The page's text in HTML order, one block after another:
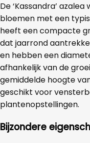
De ‘Kassandra’
bloemen met een
heeft een compacte
dat jaarrond
en hebben een
afhankelijk van de
gemiddelde hoogte
geschikt voor
plantenopstellingen.
Bijzondere